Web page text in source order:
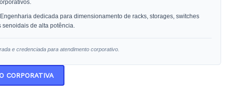
Engenharia dedicada para dimensionamento de racks, storages, switches
de alta potência.
e credenciada para atendimento corporativo.
CORPORATIVA